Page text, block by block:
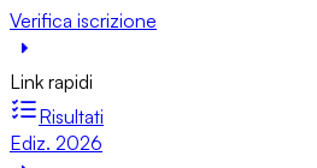
Verifica iscrizione
Link rapidi
Risultati
Ediz. 2026